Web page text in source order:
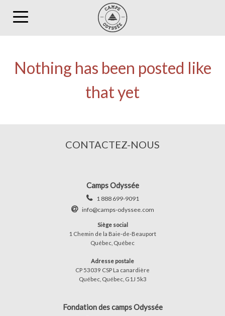
Toggle
Nothing has been posted like
that yet
CONTACTEZ-NOUS
Camps Odyssée
1 888 699-9091
info@camps-odyssee.com
Siège social
1 Chemin de la Baie-de-Beauport
Québec, Québec
Adresse postale
CP 53039 CSP La canardière
Québec, Québec, G1J 5k3
Fondation des camps Odyssée